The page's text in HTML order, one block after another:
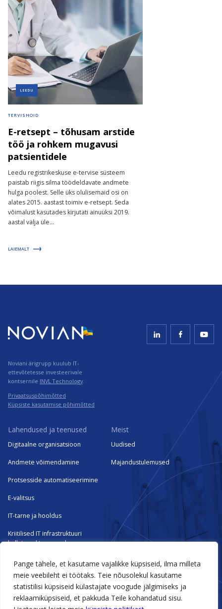
Pange tähele, et kasutame vajalikke küpsiseid, ilma milleta
meie veebileht ei töötaks. Teie nõusolekul kasutame
statistilisi küpsiseid külastajate voogude jälgimiseks ja
reklaamiküpsiseid, et pakkuda Teile kohandatud sisu.
LEEDU
TERVISHOID
E-retsept – tõhusam arstide
töö ja rohkem mugavusi
patsientidele
Leedu registrikeskuse e-tervise süsteem
paistab riigis silma töödeldavate andmete
hulga poolest. Selle üks olulisemaid osi on
alates 2015. aastast toimiv e-retsept. Seda
võimalust kasutades kirjutati ainuüksi 2019.
aastal välja üle...
LAIEMALT
Noviani ärigrupp kuulub IT-
ettevõtetesse investeerivale
kontsernile INVL Technology.
Privaatsuspõhimõtted
Küpsiste kasutamise põhimõtted
Lahendused ja teenused
Digitaalne organisatsioon
Andmete võimendamine
Protsesside automatiseerimine
E-valitsus
IT-tarne ja hooldus
Kriitilised IT infrastruktuuri
hallatavad teenused
Meist
Uudised
Majandustulemused
Tehtud tööd
Meie kogemused